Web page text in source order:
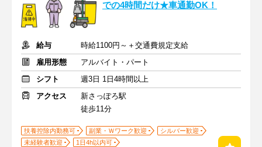
での4時間だけ★車通勤OK！
給与
時給1100円～＋交通費規定支給
雇用形態
アルバイト・パート
シフト
週3日 1日4時間以上
アクセス
新さっぽろ駅
徒歩11分
扶養控除内勤務可 副業・Ｗワーク歓迎
シルバー歓迎
未経験者歓迎
1日4h以内可